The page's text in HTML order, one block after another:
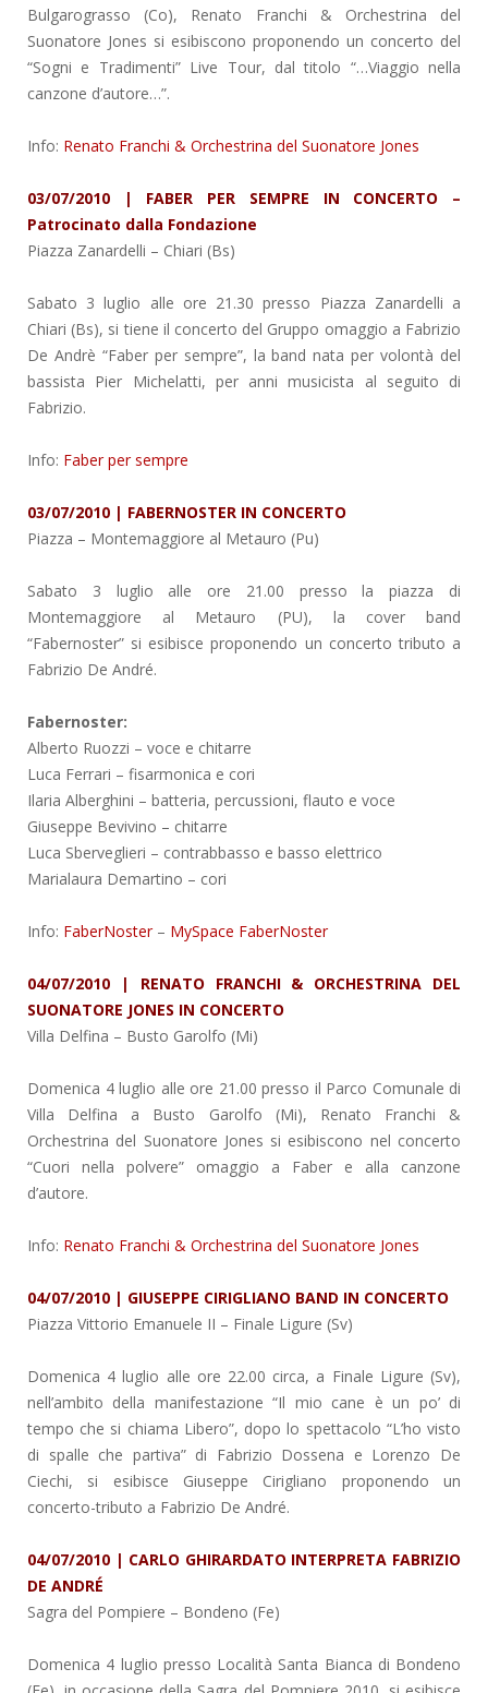
Bulgarograsso (Co), Renato Franchi & Orchestrina del
Suonatore Jones si esibiscono proponendo un concerto del
“Sogni e Tradimenti” Live Tour, dal titolo “…Viaggio nella
canzone d’autore…”.
Info: Renato Franchi & Orchestrina del Suonatore Jones
03/07/2010 | FABER PER SEMPRE IN CONCERTO –
Patrocinato dalla Fondazione
Piazza Zanardelli – Chiari (Bs)
Sabato 3 luglio alle ore 21.30 presso Piazza Zanardelli a
Chiari (Bs), si tiene il concerto del Gruppo omaggio a Fabrizio
De Andrè “Faber per sempre”, la band nata per volontà del
bassista Pier Michelatti, per anni musicista al seguito di
Fabrizio.
Info: Faber per sempre
03/07/2010 | FABERNOSTER IN CONCERTO
Piazza – Montemaggiore al Metauro (Pu)
Sabato 3 luglio alle ore 21.00 presso la piazza di
Montemaggiore al Metauro (PU), la cover band
“Fabernoster” si esibisce proponendo un concerto tributo a
Fabrizio De André.
Fabernoster:
Alberto Ruozzi – voce e chitarre
Luca Ferrari – fisarmonica e cori
Ilaria Alberghini – batteria, percussioni, flauto e voce
Giuseppe Bevivino – chitarre
Luca Sberveglieri – contrabbasso e basso elettrico
Marialaura Demartino – cori
Info: FaberNoster– MySpace FaberNoster
04/07/2010 | RENATO FRANCHI & ORCHESTRINA DEL
SUONATORE JONES IN CONCERTO
Villa Delfina – Busto Garolfo (Mi)
Domenica 4 luglio alle ore 21.00 presso il Parco Comunale di
Villa Delfina a Busto Garolfo (Mi), Renato Franchi &
Orchestrina del Suonatore Jones si esibiscono nel concerto
“Cuori nella polvere” omaggio a Faber e alla canzone
d’autore.
Info: Renato Franchi & Orchestrina del Suonatore Jones
04/07/2010 | GIUSEPPE CIRIGLIANO BAND IN CONCERTO
Piazza Vittorio Emanuele II – Finale Ligure (Sv)
Domenica 4 luglio alle ore 22.00 circa, a Finale Ligure (Sv),
nell’ambito della manifestazione “Il mio cane è un po’ di
tempo che si chiama Libero”, dopo lo spettacolo “L’ho visto
di spalle che partiva” di Fabrizio Dossena e Lorenzo De
Ciechi, si esibisce Giuseppe Cirigliano proponendo un
concerto-tributo a Fabrizio De André.
04/07/2010 | CARLO GHIRARDATO INTERPRETA FABRIZIO
DE ANDRÉ
Sagra del Pompiere – Bondeno (Fe)
Domenica 4 luglio presso Località Santa Bianca di Bondeno